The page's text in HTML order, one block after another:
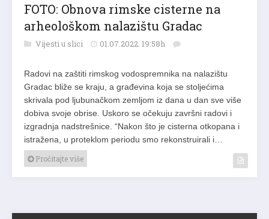
FOTO: Obnova rimske cisterne na
arheološkom nalazištu Gradac
Vijesti u slici 01.07.2022. 19:58h
Radovi na zaštiti rimskog vodospremnika na nalazištu
Gradac bliže se kraju, a građevina koja se stoljećima
skrivala pod ljubunačkom zemljom iz dana u dan sve više
dobiva svoje obrise. Uskoro se očekuju završni radovi i
izgradnja nadstrešnice. “Nakon što je cisterna otkopana i
istražena, u proteklom periodu smo rekonstruirali i…
Pročitajte više